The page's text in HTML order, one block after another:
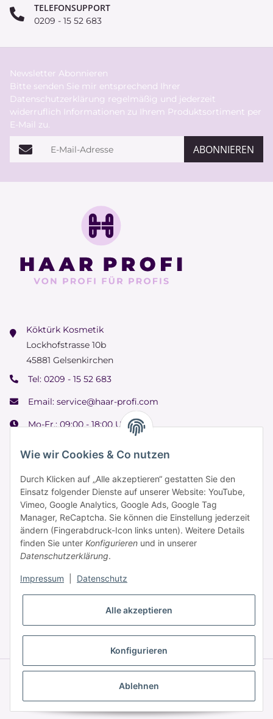
Wie wir Cookies & Co nutzen
Durch Klicken auf „Alle akzeptieren“ gestatten Sie den
Einsatz folgender Dienste auf unserer Website: YouTube,
Vimeo, Google Analytics, Google Ads, Google Tag
Manager, ReCaptcha. Sie können die Einstellung jederzeit
ändern (Fingerabdruck-Icon links unten). Weitere Details
finden Sie unter Konfigurieren und in unserer
Datenschutzerklärung.
Impressum Datenschutz
Alle akzeptieren
Konfigurieren
Ablehnen
TELEFONSUPPORT
0209 - 15 52 683
Newsletter Abonnieren
Bitte senden Sie mir entsprechend Ihrer
Datenschutzerklärung regelmäßig und jederzeit
widerruflich Informationen zu Ihrem Produktsortiment per
E-Mail zu.
E-Mail-Adresse ABONNIEREN
Köktürk Kosmetik
Lockhofstrasse 10b
45881 Gelsenkirchen
Tel: 0209 - 15 52 683
Email: service@haar-profi.com
Mo-Fr.: 09:00 - 18:00 Uhr
Samstag: 09:00 - 15:00 Uhr
Informationen
Zahlung & Versand
© © 2025 HAAR PROFI – A brand of Novon Professional GmbH
JTL-Shop|FIRE JTL-Shop Template